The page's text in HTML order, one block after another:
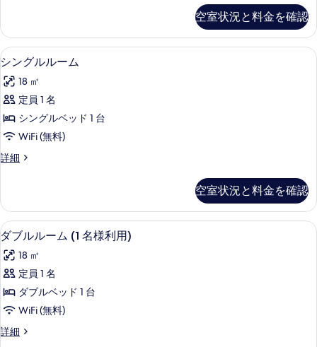
る
の
す
べ
て
の
写
真
を
す
る
ー
ム
テ
ス
の
細
空室状況と料金を確認
シ
ン
グ
ル
ル
ー
ム
す
べ
て
の
写
真
を
表
シングルルーム | 羽毛の掛け布団、
6
シングルルーム
18 ㎡
定員 1 名
シングルベッド 1 台
WiFi (無料)
詳細
シ
ル
ー
ム
の
詳
細
空室状況と料金を確認
ダ
ブ
ル
ル
ー
ム
(1
羽毛の掛け布団、ミニバー、セーフ
15
ダブルルーム (1 名様利用)
18 ㎡
定員 1 名
ダブルベッド 1 台
WiFi (無料)
詳細
ダ